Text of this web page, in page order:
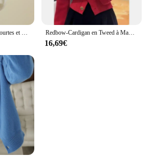
Pull en tricot à manches courtes et col rond pour femmes, pull décontracté, été, 2024, J996 Redbow-Cardigan en Tweed à Manches Bouffantes pour Femme, Pull Vintage, Élégant, Style Français, Printemps, Saison 2024
16,69€